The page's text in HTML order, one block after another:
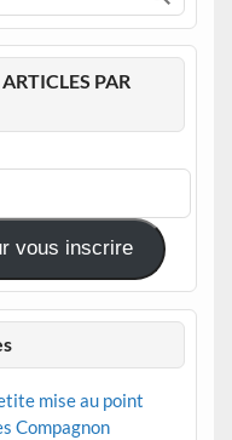
PAR
vous inscrire
mise au point
Compagnon